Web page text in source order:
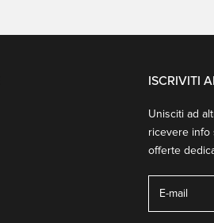
ISCRIVITI
Unisciti ad
ricevere info
offerte